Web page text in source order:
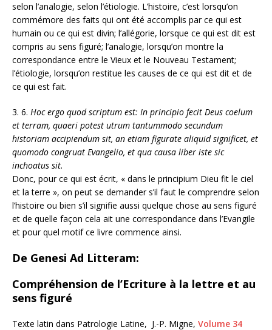
selon l’analogie, selon l’étiologie. L’histoire, c’est lorsqu’on
commémore des faits qui ont été accomplis par ce qui est
humain ou ce qui est divin; l’allégorie, lorsque ce qui est dit est
compris au sens figuré; l’analogie, lorsqu’on montre la
correspondance entre le Vieux et le Nouveau Testament;
l’étiologie, lorsqu’on restitue les causes de ce qui est dit et de
ce qui est fait.
3. 6. Hoc ergo quod scriptum est: In principio fecit Deus coelum
et terram, quaeri potest utrum tantummodo secundum
historiam accipiendum sit, an etiam figurate aliquid significet, et
quomodo congruat Evangelio, et qua causa liber iste sic
inchoatus sit.
Donc, pour ce qui est écrit, « dans le principium Dieu fit le ciel
et la terre », on peut se demander s’il faut le comprendre selon
l’histoire ou bien s’il signifie aussi quelque chose au sens figuré
et de quelle façon cela ait une correspondance dans l’Evangile
et pour quel motif ce livre commence ainsi.
De Genesi Ad Litteram:
Compréhension de l’Ecriture à la lettre et au
sens figuré
Texte latin dans Patrologie Latine, J.-P. Migne, Volume 34